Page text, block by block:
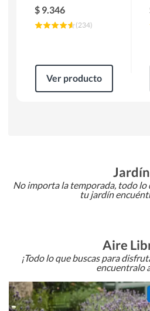
$ 9.346
(234)
Ver producto
Jardín
No importa la temporada, todo lo
tu jardín
Aire
¡Todo lo que buscas para
encuentralo